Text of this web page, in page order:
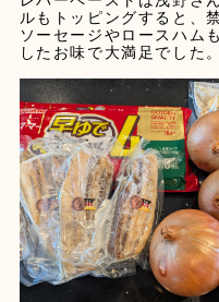
ルもトッピングすると、
ソーセージやロースハム
したお味で大満足でした。